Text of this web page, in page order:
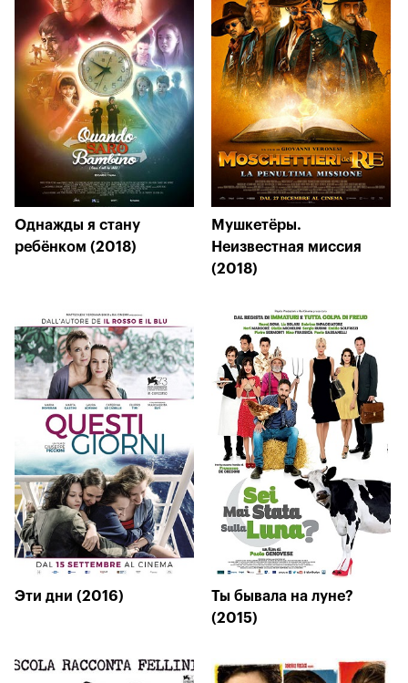
Однажды я стану
ребёнком (2018)
Мушкетёры.
Неизвестная миссия
(2018)
Эти дни (2016)
Ты бывала на луне?
(2015)